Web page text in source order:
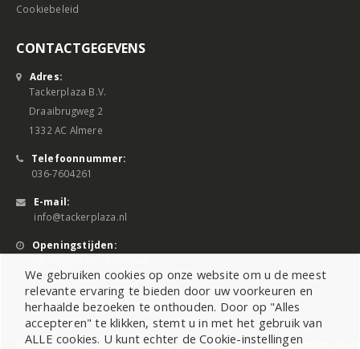
Cookiebeleid
CONTACTGEGEVENS
Adres:
Tackerplaza B.V.
Draaibrugweg 2
1332 AC Almere
Telefoonnummer:
036-7604261
E-mail:
info@tackerplaza.nl
Openingstijden:
©2026 All Rights Reserved |Sitemap|Cookiebeleid|Privacy Statement
We gebruiken cookies op onze website om u de meest
relevante ervaring te bieden door uw voorkeuren en
herhaalde bezoeken te onthouden. Door op "Alles
accepteren" te klikken, stemt u in met het gebruik van
ALLE cookies. U kunt echter de Cookie-instellingen